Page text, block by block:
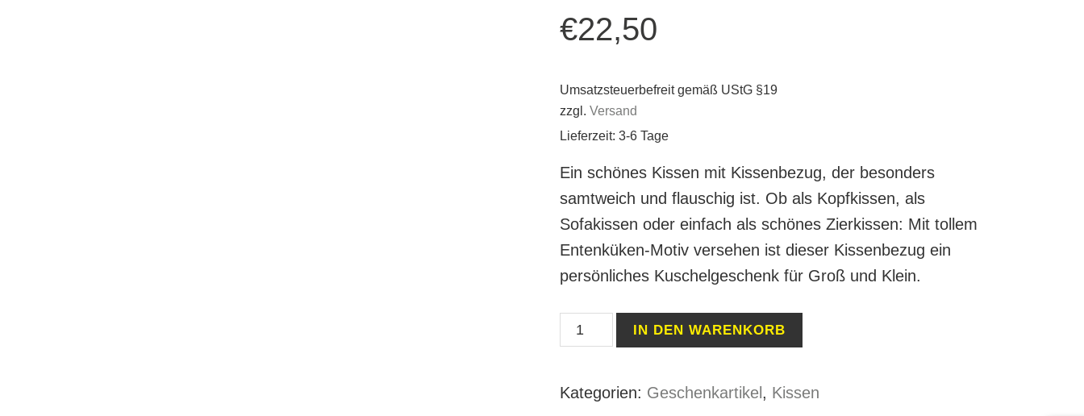
€22,50
Umsatzsteuerbefreit gemäß UStG §19
zzgl.Versand
Lieferzeit: 3-6 Tage
Ein schönes Kissen mit Kissenbezug, der besonders
samtweich und flauschig ist. Ob als Kopfkissen, als
Sofakissen oder einfach als schönes Zierkissen: Mit tollem
Entenküken-Motiv versehen ist dieser Kissenbezug ein
persönliches Kuschelgeschenk für Groß und Klein.
Flauschkissen
Ostern
Küken
IN DEN WARENKORB
Kategorien: Geschenkartikel , Kissen